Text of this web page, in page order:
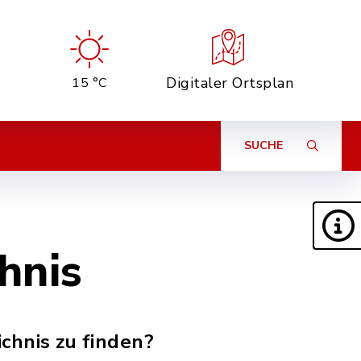
15 °C Digitaler Ortsplan
SUCHE
zu finden?